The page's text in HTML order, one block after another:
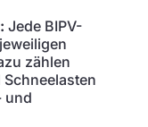
Jede BIPV-
zählen
und